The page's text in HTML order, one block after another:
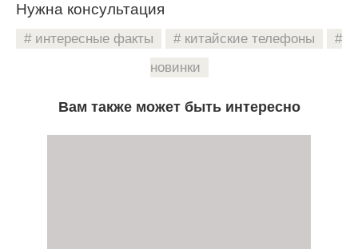
Нужна консультация
интересные факты
китайские телефоны
новинки
Вам также может быть интересно